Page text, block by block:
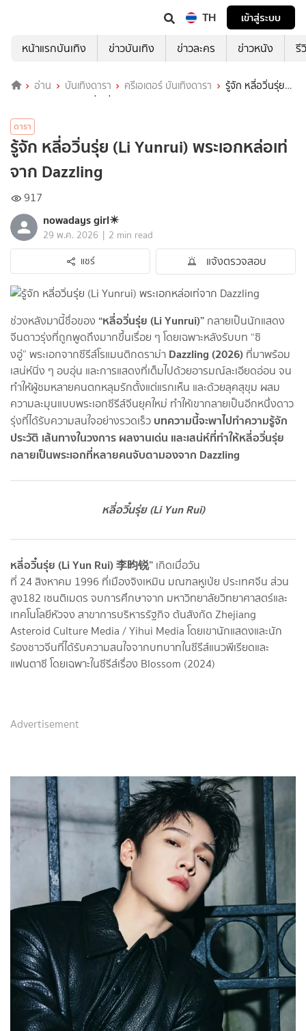
TH
เข้าสู่ระบบ
หน้าแรกบันเทิง
ข่าวบันเทิง ข่าวละคร ข่าวหนัง รี
อ่าน บันเทิงดารา ครีเอเตอร์ บันเทิงดารา
รู้จัก หลี่อวิ่นรุ่ย
(Li Yunrui) พระเอกหล่อเท่จาก Dazzling
ดารา
รู้จัก หลี่อวิ่นรุ่ย (Li Yunrui) พระเอกหล่อเท่
จาก Dazzling
917
nowadays girl☀︎︎
29 พ.ค. 2026 | 2 min read
แชร์
แจ้งตรวจสอบ
ช่วงหลังมานี้ชื่อของ “หลี่อวิ่นรุ่ย (Li Yunrui)” กลายเป็นนักแสดง
จีนดาวรุ่งที่ถูกพูดถึงมากขึ้นเรื่อย ๆ โดยเฉพาะหลังรับบท “ซิ
งอู่” พระเอกจากซีรีส์โรแมนติกดราม่า Dazzling (2026) ที่มาพร้อม
เสน่ห์นิ่ง ๆ อบอุ่น และการแสดงที่เต็มไปด้วยอารมณ์ละเอียดอ่อน จน
ทำให้ผู้ชมหลายคนตกหลุมรักตั้งแต่แรกเห็น และด้วยลุคสุขุม ผสม
ความละมุนแบบพระเอกซีรีส์จีนยุคใหม่ ทำให้เขากลายเป็นอีกหนึ่งดาว
รุ่งที่ได้รับความสนใจอย่างรวดเร็ว บทความนี้จะพาไปทำความรู้จัก
ประวัติ เส้นทางในวงการ ผลงานเด่น และเสน่ห์ที่ทำให้หลี่อวิ่นรุ่ย
กลายเป็นพระเอกที่หลายคนจับตามองจาก Dazzling
หลี่อวิ๋นรุ่ย (Li Yun Rui)
หลี่อวิ๋นรุ่ย (Li Yun Rui) 李昀锐” เกิดเมื่อวัน
ที่ 24 สิงหาคม 1996 ที่เมืองจิงเหมิน มณฑลหูเป่ย ประเทศจีน ส่วน
สูง182 เซนติเมตร จบการศึกษาจาก มหาวิทยาลัยวิทยาศาสตร์และ
เทคโนโลยีหัวจง สาขาการบริหารรัฐกิจ ต้นสังกัด Zhejiang
Asteroid Culture Media / Yihui Media โดยเขานักแสดงและนัก
ร้องชาวจีนที่ได้รับความสนใจจากบทบาทในซีรีส์แนวพีเรียดและ
แฟนตาซี โดยเฉพาะในซีรีส์เรื่อง Blossom (2024)
Advertisement